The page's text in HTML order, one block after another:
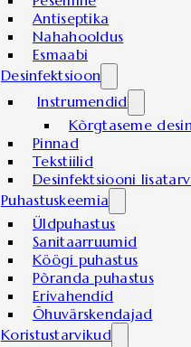
Antiseptika
Nahahooldus
Esmaabi
Desinfektsioon
Instrumendid
Kõrgtaseme
Pinnad
Tekstiilid
Desinfektsiooni
Puhastuskeemia
Üldpuhastus
Sanitaarruumid
Köögi puhastus
Põranda puhastus
Erivahendid
Õhuvärskendajad
Koristustarvikud